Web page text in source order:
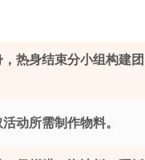
热身结束分小组构建团
动所需制作物料。